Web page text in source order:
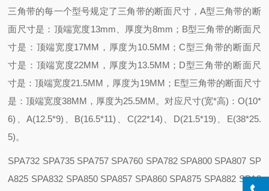
三角带的每一个型号规定了三角带的断面尺寸，A型三角带的断
面尺寸是：顶端宽度13mm、厚度为8mm；B型三角带的断面尺
寸是：顶端宽度17MM，厚度为10.5MM；C型三角带的断面尺
寸是：顶端宽度22MM，厚度为13.5MM；D型三角带的断面尺
寸是：顶端宽度21.5MM，厚度为19MM；E型三角带的断面尺寸
是：顶端宽度38MM，厚度为25.5MM。对应尺寸(宽*高)：O(10*
6)、A(12.5*9)、B(16.5*11)、C(22*14)、D(21.5*19)、E(38*25.
5)。
SPA732 SPA735 SPA757 SPA760 SPA782 SPA800 SPA807 SP
A825 SPA832 SPA850 SPA857 SPA860 SPA875 SPA882 SPA8